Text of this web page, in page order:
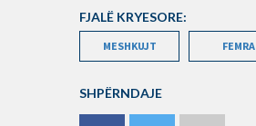
FJALË KRYESORE:
MESHKUJT FEMRA
SHPËRNDAJE